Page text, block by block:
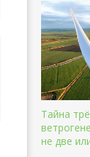
Тайна
не две